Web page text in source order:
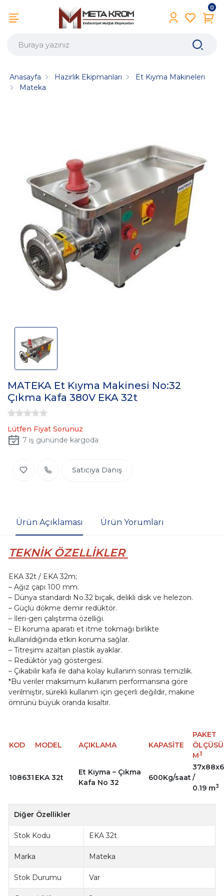
0
Anasayfa Hazırlık Ekipmanları
Et Kıyma Makineleri
Mateka
MATEKA Et Kıyma Makinesi No:32
Çıkma Kafa 380V EKA 32t
Lütfen Fiyat Sorunuz
7 iş gününde kargoda
Satıcıya Danış
Ürün Açıklaması Ürün Yorumları
TEKNİK ÖZELLİKLER
EKA 32t / EKA 32m;
– Ağız çapı 100 mm.
– Dünya standardı No.32 bıçak, delikli disk ve helezon.
– Güçlü dökme demir redüktör.
– İleri-geri çalıştırma özelliği.
– El koruma aparatı et itme tokmağı birlikte
kullanıldığında etkin koruma sağlar.
– Titreşimi azaltan plastik ayaklar.
– Redüktör yağ göstergesi.
– Çıkabilir kafa ile daha kolay kullanım sonrası temizlik.
*Bu veriler maksimum kullanım performansına göre
verilmiştir, sürekli kullanım için geçerli değildir, makine
ömrünü büyük oranda kısaltır.
KOD MODEL AÇIKLAMA KAPASİTE
PAKET
M3
108631 EKA 32t
Et Kıyma – Çıkma
Kafa No 32
600Kg/saat /
0.19 m3
Diğer Özellikler
Stok Kodu EKA 32t
Marka Mateka
Stok Durumu Var